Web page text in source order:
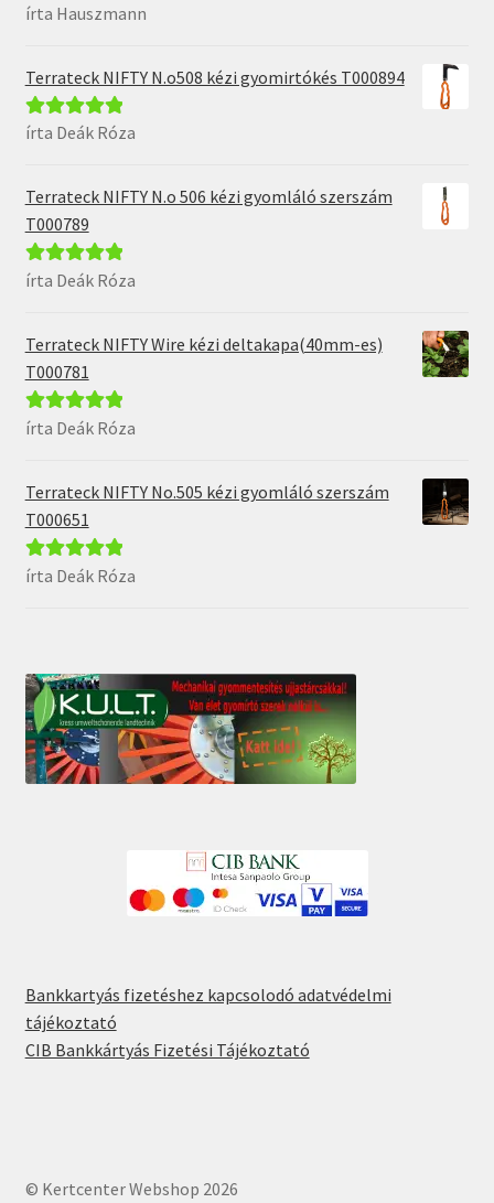
Értékelés:5/
írta Hauszmann
Terrateck NIFTY N.o508 kézi gyomirtókés T000894
Értékelés: 5/
írta Deák Róza
Terrateck NIFTY N.o 506 kézi gyomláló szerszám
T000789
Értékelés: 5/
írta Deák Róza
Terrateck NIFTY Wire kézi deltakapa(40mm-es)
T000781
Értékelés: 5/
írta Deák Róza
Terrateck NIFTY No.505 kézi gyomláló szerszám
T000651
Értékelés: 5/
írta Deák Róza
Bankkartyás fizetéshez kapcsolodó adatvédelmi
tájékoztató
CIB Bankkártyás Fizetési Tájékoztató
© Kertcenter Webshop 2026